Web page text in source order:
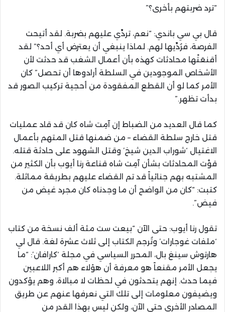
“ترد ضربتهم بأخرى؟”
قال بي سي باندي: “نعم، تردِّي عليهم بضربة. لقد أتيحت
الفرصة، فرُدِّيها لهم. لماذا ينبغي أن يعترض أي أحد؟” لقد
أقنعَتْها محادثات كهذه بأن أعمال الشغب قد حدثت لأن
الأشخاص الموجودين في السلطة أرادوها أن تحصل” كان
الأمر كما لو أن القطع المفقودة من أحجية تركيب الصور قد
بدأت تظهر.”
كما قال العديد من الضباط إن آمِت شاه كان قد قاد عمليات
قتل خارج سلطة القضاء – من ضمنها قتل المتهم بأعمال
الاغتيال ‘شوراب الدين شيخ’ وقتل الشهود على حادثة قتله.
قوَّت المحادثات بشأن آمِت شاه قناعة رنا أيوب بأن الكثير من
المشتبه بهم جنائياً قد تم القضاء عليهم بطريقة مماثلة.
كتبت: “كان من الواضح أن ما وجدناه كان مجرد غيض من
فيض”.
تقول رنا أيوب: حتى الآن “بيعت ست مئة ألف نسخة من كتاب
‘ملفات غوجارات’ وتُرجم الكتاب إلى ثلاث عشرة لغة. قال لي
هارتوش سينغ بال، المحرر السياسي في مجلة ‘كارافان’: “ما
يجعل الأمر مقنعاً هو معرفة أن هؤلاء هم أكبر اللاعبين
فيما حدث. إنهم يتحدثون في لحظات لا مبالاة، وهم يؤكدون
ويضيفون معلومات إلى تلك التي نعرفها عنهم عن طريق
المصادر الأخرى حتى الآن، ولكن ليس بهذا القدر من